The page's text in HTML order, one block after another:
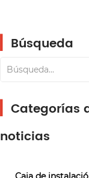
Búsqueda
Categorías
noticias